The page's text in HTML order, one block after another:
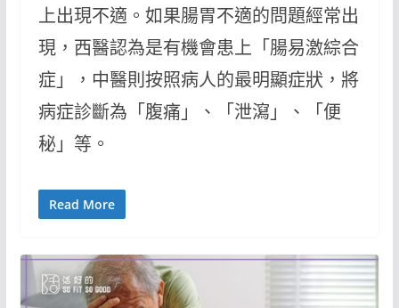
上出現不適。如果腸胃不適的問題經常出
現，西醫認為是有機會患上「腸易激綜合
症」，中醫則按照病人的最明顯症狀，將
病症診斷為「腹痛」、「泄瀉」、「便
秘」等。
Read More